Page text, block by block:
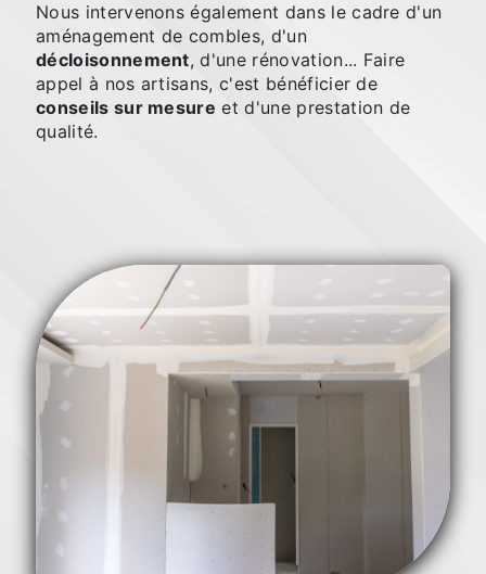
Nous intervenons également dans le cadre d'un
aménagement de combles, d'un
décloisonnement, d'une rénovation... Faire
appel à nos artisans, c'est bénéficier de
conseils sur mesure et d'une prestation de
qualité.